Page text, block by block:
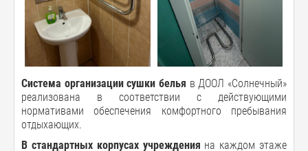
Система организации сушки белья в ДООЛ «Солнечный»
реализована в соответствии с действующими
нормативами обеспечения комфортного пребывания
отдыхающих.
В стандартных корпусах учреждения на каждом этаже